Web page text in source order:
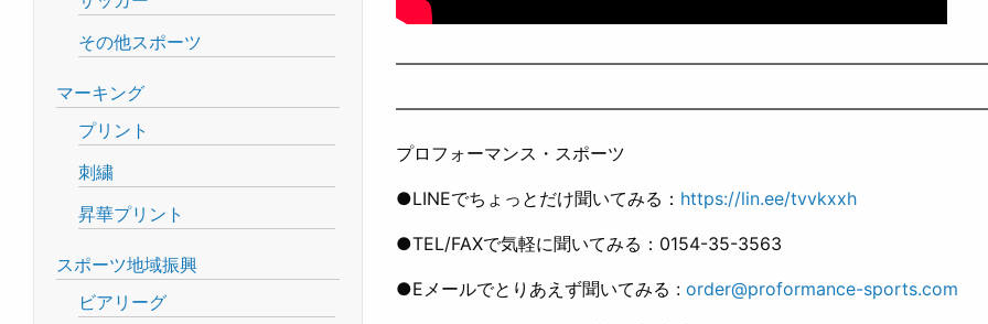
プロフォーマンス・スポーツ
●LINEでちょっとだけ聞いてみる： https://lin.ee/tvvkxxh
●TEL/FAXで気軽に聞いてみる：0154-35-3563
●Eメールでとりあえず聞いてみる : order@proformance-sports.com
その他スポーツ
マーキング
プリント
刺繍
昇華プリント
スポーツ地域振興
ビアリーグ